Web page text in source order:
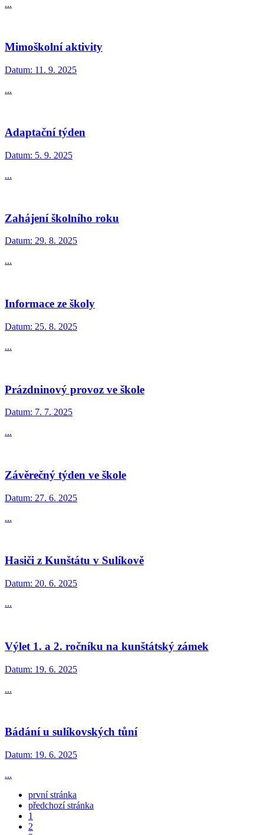
...
Mimoškolní aktivity
Datum: 11. 9. 2025
...
Adaptační týden
Datum: 5. 9. 2025
...
Zahájení školního roku
Datum: 29. 8. 2025
...
Informace ze školy
Datum: 25. 8. 2025
...
Prázdninový provoz ve škole
Datum: 7. 7. 2025
...
Závěrečný týden ve škole
Datum: 27. 6. 2025
...
Hasiči z Kunštátu v Sulíkově
Datum: 20. 6. 2025
...
Výlet 1. a 2. ročníku na kunštátský zámek
Datum: 19. 6. 2025
...
Bádání u sulíkovských tůní
Datum: 19. 6. 2025
...
první stránka
předchozí stránka
1
2